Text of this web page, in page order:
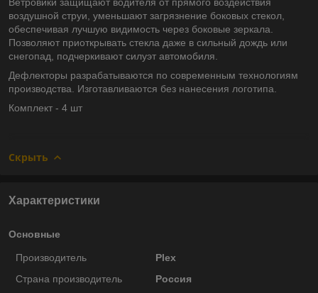
воздушной струи, уменьшают загрязнение боковых стекол,
обеспечивая лучшую видимость через боковые зеркала.
Позволяют приоткрывать стекла даже в сильный дождь или
снегопад, подчеркивают силуэт автомобиля.
Дефлекторы разрабатываются по современным технологиям
производства.
Изготавливаются без нанесения логотипа.
Комплект - 4 шт
Скрыть
Характеристики
Основные
Производитель
Plex
Страна производитель
Россия